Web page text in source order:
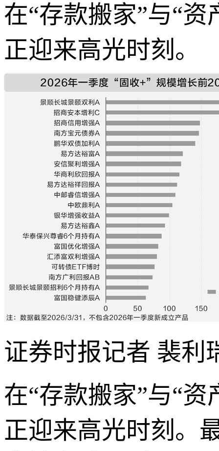
在“存款搬家”与“
正迎来高光时刻。
证券时报记者 裴利
在“存款搬家”与“
正迎来高光时刻。